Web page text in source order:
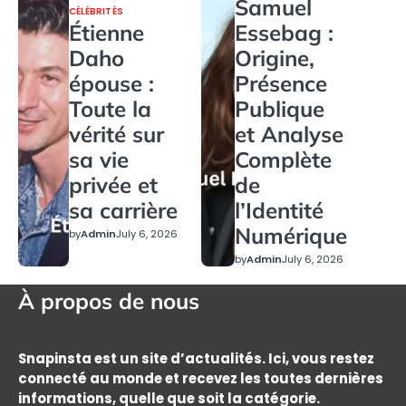
CÉLÉBRITÉS
Étienne
Daho
épouse :
Toute la
vérité sur
sa vie
privée et
sa carrière
byAdminJuly 6, 2026
Samuel
Essebag :
Origine,
Présence
Publique
et Analyse
Complète
de
l’Identité
Numérique
byAdminJuly 6, 2026
À propos de nous
Snapinsta est un site d’actualités. Ici, vous restez
connecté au monde et recevez les toutes dernières
informations, quelle que soit la catégorie.